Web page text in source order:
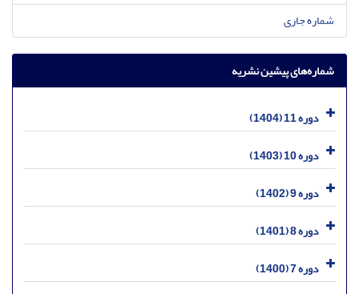
شماره جاری
شماره‌های پیشین نشریه
دوره 11 (1404)
دوره 10 (1403)
دوره 9 (1402)
دوره 8 (1401)
دوره 7 (1400)